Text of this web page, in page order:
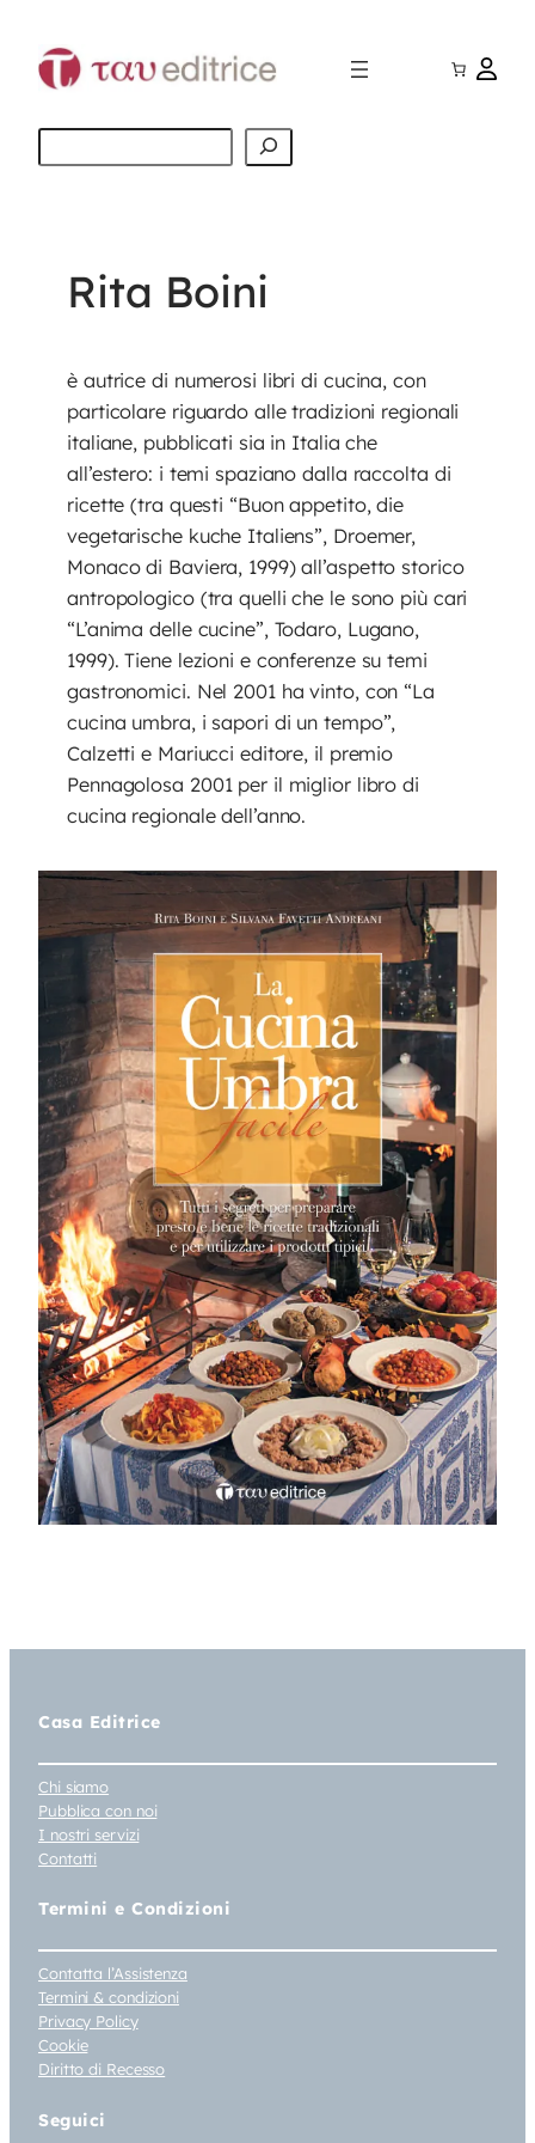
contenuto
Cerca
Rita Boini
è autrice di numerosi libri di cucina, con
particolare riguardo alle tradizioni regionali
italiane, pubblicati sia in Italia che
all’estero: i temi spaziano dalla raccolta di
ricette (tra questi “Buon appetito, die
vegetarische kuche Italiens”, Droemer,
Monaco di Baviera, 1999) all’aspetto storico
antropologico (tra quelli che le sono più cari
“L’anima delle cucine”, Todaro, Lugano,
1999). Tiene lezioni e conferenze su temi
gastronomici. Nel 2001 ha vinto, con “La
cucina umbra, i sapori di un tempo”,
Calzetti e Mariucci editore, il premio
Pennagolosa 2001 per il miglior libro di
cucina regionale dell’anno.
Casa Editrice
Chi siamo
Pubblica con noi
I nostri servizi
Contatti
Termini e Condizioni
Contatta l’Assistenza
Termini & condizioni
Privacy Policy
Cookie
Diritto di Recesso
Seguici